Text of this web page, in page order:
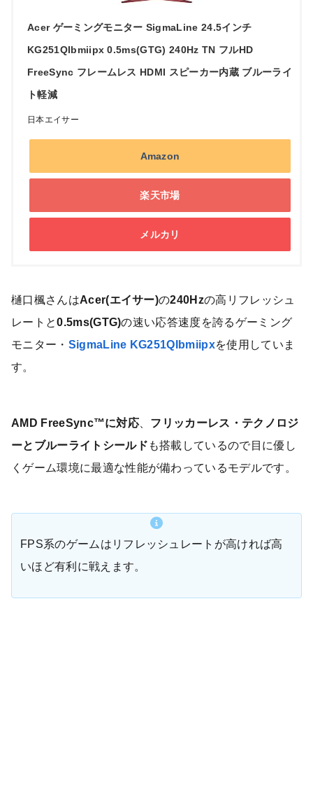
Acer ゲーミングモニター SigmaLine 24.5インチ
KG251QIbmiipx 0.5ms(GTG) 240Hz TN フルHD
FreeSync フレームレス HDMI スピーカー内蔵 ブルーライ
ト軽減
日本エイサー
Amazon
楽天市場
メルカリ
樋口楓さんはAcer(エイサー)の240Hzの高リフレッシュ
レートと‎‎0.5ms(GTG)の速い応答速度を誇るゲーミング
モニター・ SigmaLine KG251QIbmiipxを使用していま
す。
AMD FreeSync™に対応
フリッカーレス・テクノロジ
ーとブルーライトシールド も搭載しているので目に優し
くゲーム環境に最適な性能が備わっているモデルです。
FPS系のゲームはリフレッシュレートが高ければ高
いほど有利に戦えます。